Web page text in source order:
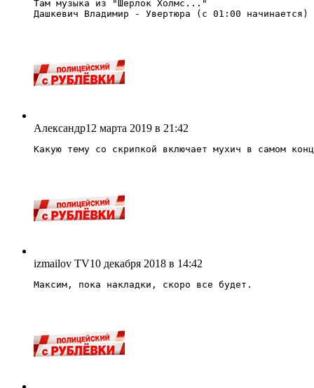
Там музыка из "Шерлок Холмс..."
Дашкевич Владимир - Увертюра (с 01:00 начинается)
Александр12 марта 2019 в 21:42
Какую тему со скрипкой включает мухич в самом
izmailov TV10 декабря 2018 в 14:42
Максим, пока накладки, скоро все будет.